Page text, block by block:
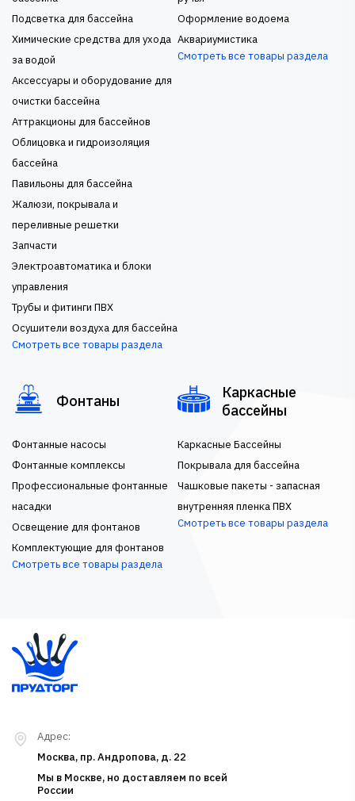
Подсветка для бассейна
Химические средства для ухода
за водой
Аксессуары и оборудование для
очистки бассейна
Аттракционы для бассейнов
Облицовка и гидроизоляция
бассейна
Павильоны для бассейна
Жалюзи, покрывала и
переливные решетки
Запчасти
Электроавтоматика и блоки
управления
Трубы и фитинги ПВХ
Осушители воздуха для бассейна
Смотреть все товары раздела
Оформление водоема
Аквариумистика
Смотреть все товары раздела
Фонтаны
Фонтанные насосы
Фонтанные комплексы
Профессиональные фонтанные
насадки
Освещение для фонтанов
Комплектующие для фонтанов
Смотреть все товары раздела
Каркасные
бассейны
Каркасные Бассейны
Покрывала для бассейна
Чашковые пакеты - запасная
внутренняя пленка ПВХ
Смотреть все товары раздела
Адрес:
Москва, пр. Андропова, д. 22
Мы в Москве, но доставляем по всей
России